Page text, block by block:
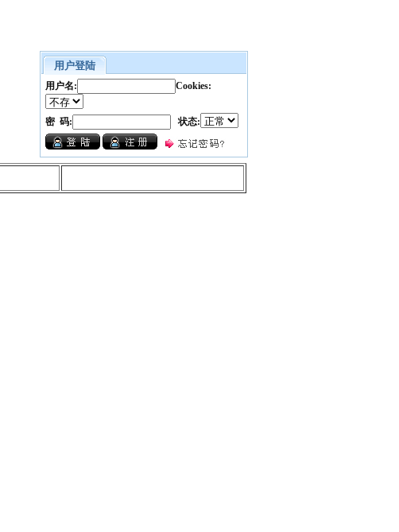
用户登陆
用户名: Cookies:
密 码: 状态: